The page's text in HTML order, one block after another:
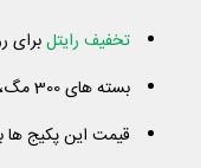
تخفیف رایتلبرای
بسته های 300 مگ، 1 و 1.5 گیگ 7 روزه و 3 گیگ 14 روزه
قیمت این پکیج ها بترتیب 90، 180، 220 و